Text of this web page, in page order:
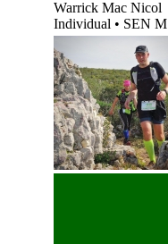
Warrick Mac Nicol
Individual • SEN M